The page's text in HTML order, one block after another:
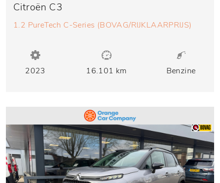
Citroën C3
1.2 PureTech C-Series (BOVAG/RIJKLAARPRIJS)
2023 16.101 km Benzine